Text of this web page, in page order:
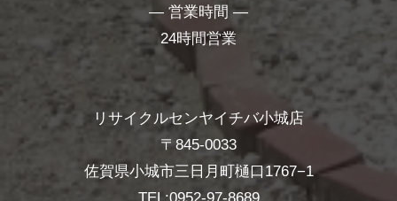
― 営業時間 ―
24時間営業
リサイクルセンヤイチバ小城店
〒845-0033
佐賀県小城市三日月町樋口1767−1